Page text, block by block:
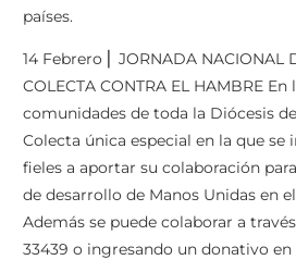
países.
14 Febrero ⎢ JORNADA NACIONAL
COLECTA CONTRA EL HAMBRE
comunidades de toda la Diócesis
Colecta única especial en la que se
fieles a aportar su colaboración
de desarrollo de Manos Unidas en
Además se puede colaborar a
33439 o ingresando un donativo en